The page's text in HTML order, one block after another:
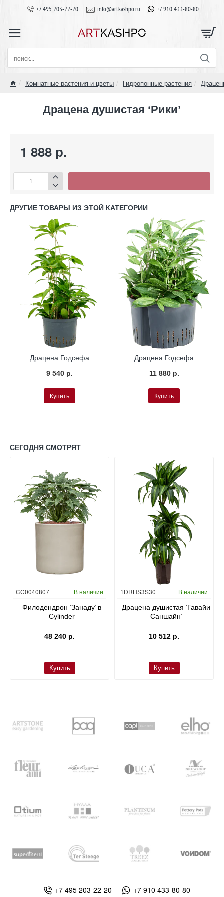
+7 495 203-22-20 info@artkashpo.ru +7 910 433-80-80
поиск...
Комнатные растения и цветы Гидропонные растения
Драцена душистая ‘Рики’
1 888 р.
ДРУГИЕ ТОВАРЫ ИЗ ЭТОЙ КАТЕГОРИИ
Гидропоника
Драцена Годсефа
9 540 р.
Купить
Гидропоника
Драцена Годсефа
11 880 р.
Купить
СЕГОДНЯ СМОТРЯТ
CC0040807 В наличии
Филодендрон ‘Занаду’ в
Cylinder
48 240 р.
Купить
Гидропоника
1DRHS3S30 В наличии
Драцена душистая ‘Гавайи
Саншайн’
10 512 р.
Купить
+7 495 203-22-20 +7 910 433-80-80